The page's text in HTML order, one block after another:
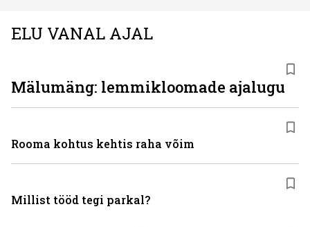
ELU VANAL AJAL
Mälumäng: lemmikloomade ajalugu
Rooma kohtus kehtis raha võim
Millist tööd tegi parkal?